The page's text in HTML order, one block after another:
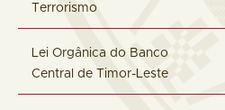
Terrorismo
Lei Orgânica do Banco
Central de Timor-Leste